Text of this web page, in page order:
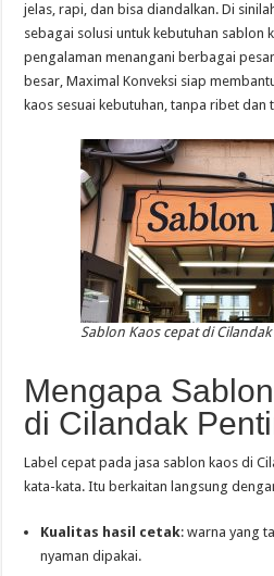
jelas, rapi, dan bisa diandalkan. Di
sebagai solusi untuk kebutuhan sablon
pengalaman menangani berbagai
besar, Maximal Konveksi siap
kaos sesuai kebutuhan, tanpa ribet
Sablon Kaos cepat di
Mengapa
di Cilandak
Label cepat pada jasa sablon kaos di
kata-kata. Itu berkaitan langsung
Kualitas hasil cetak: warna yang
nyaman dipakai.